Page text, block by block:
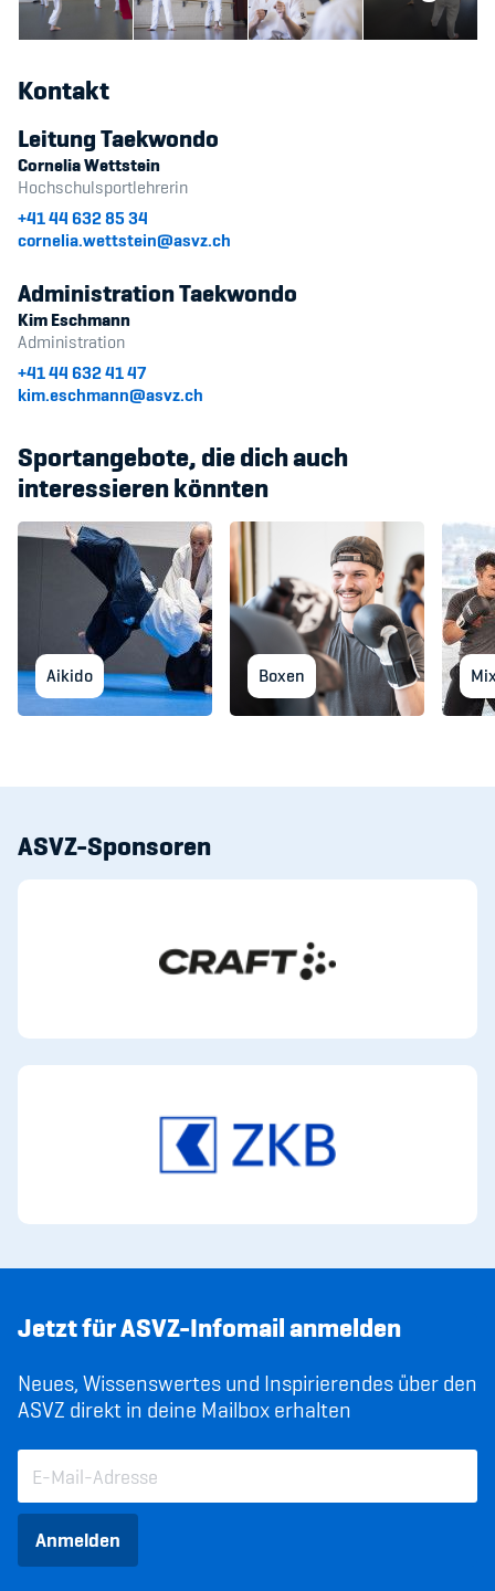
Kontakt
Leitung Taekwondo
Cornelia Wettstein
Hochschulsportlehrerin
+41 44 632 85 34
cornelia.wettstein@asvz.ch
Administration Taekwondo
Kim Eschmann
Administration
+41 44 632 41 47
kim.eschmann@asvz.ch
Sportangebote, die dich auch
interessieren könnten
Aikido Boxen
ASVZ-Sponsoren
Jetzt für ASVZ-Infomail anmelden
Neues, Wissenswertes und Inspirierendes über den
ASVZ direkt in deine Mailbox erhalten
Anmelden